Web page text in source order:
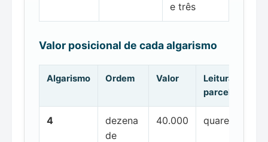
e três
Valor posicional de cada algarismo
Algarismo Ordem Valor
Leitura da
parcela
4
dezena
de
40.000 quarenta mil